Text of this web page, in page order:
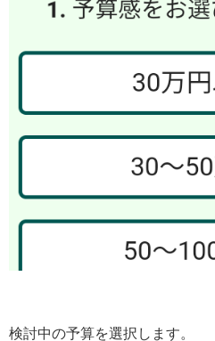
検討中の予算を選択します。